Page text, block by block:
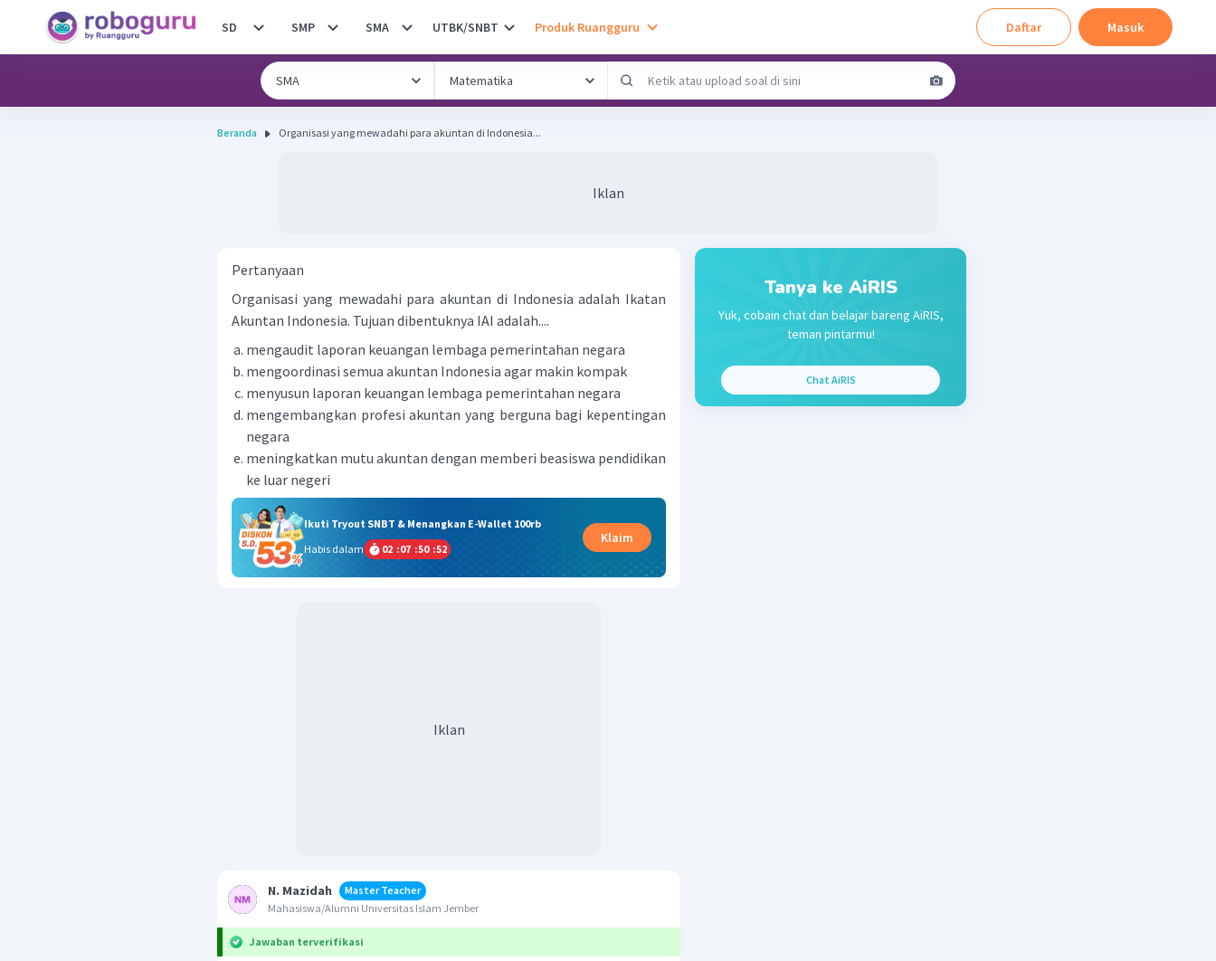
SD SMP SMA UTBK/SNBT Produk Ruangguru Daftar Masuk
Beranda Organisasi yang mewadahi para akuntan di Indonesia...
Iklan
Pertanyaan
Organisasi yang mewadahi para akuntan di Indonesia adalah Ikatan
Akuntan Indonesia. Tujuan dibentuknya IAI adalah....
mengaudit laporan keuangan lembaga pemerintahan negara
mengoordinasi semua akuntan Indonesia agar makin kompak
menyusun laporan keuangan lembaga pemerintahan negara
mengembangkan profesi akuntan yang berguna bagi kepentingan
negara
meningkatkan mutu akuntan dengan memberi beasiswa pendidikan
ke luar negeri
Ikuti Tryout SNBT & Menangkan E-Wallet 100rb
Habis dalam
02 :07 :50 :52
Klaim
Iklan
N. Mazidah
Master Teacher
Mahasiswa/Alumni Universitas Islam Jember
Jawaban terverifikasi
Tanya ke AiRIS
Yuk, cobain chat dan belajar bareng AiRIS,
teman pintarmu!
Chat AiRIS